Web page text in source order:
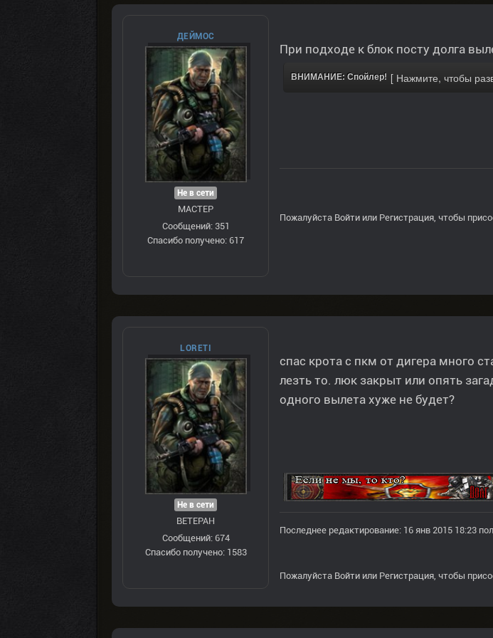
ДЕЙМОС
Не в сети
МАСТЕР
Сообщений: 351
Спасибо получено: 617
При подходе к блок посту долга
ВНИМАНИЕ: Спойлер!
Пожалуйста Войти или Регистрация, чтобы
LORETI
Не в сети
ВЕТЕРАН
Сообщений: 674
Спасибо получено: 1583
спас крота с пкм от дигера много
лезть то. люк закрыт или опять
одного вылета хуже не будет?
Последнее редактирование: 16 янв 2015 18:23
Пожалуйста Войти или Регистрация , чтобы